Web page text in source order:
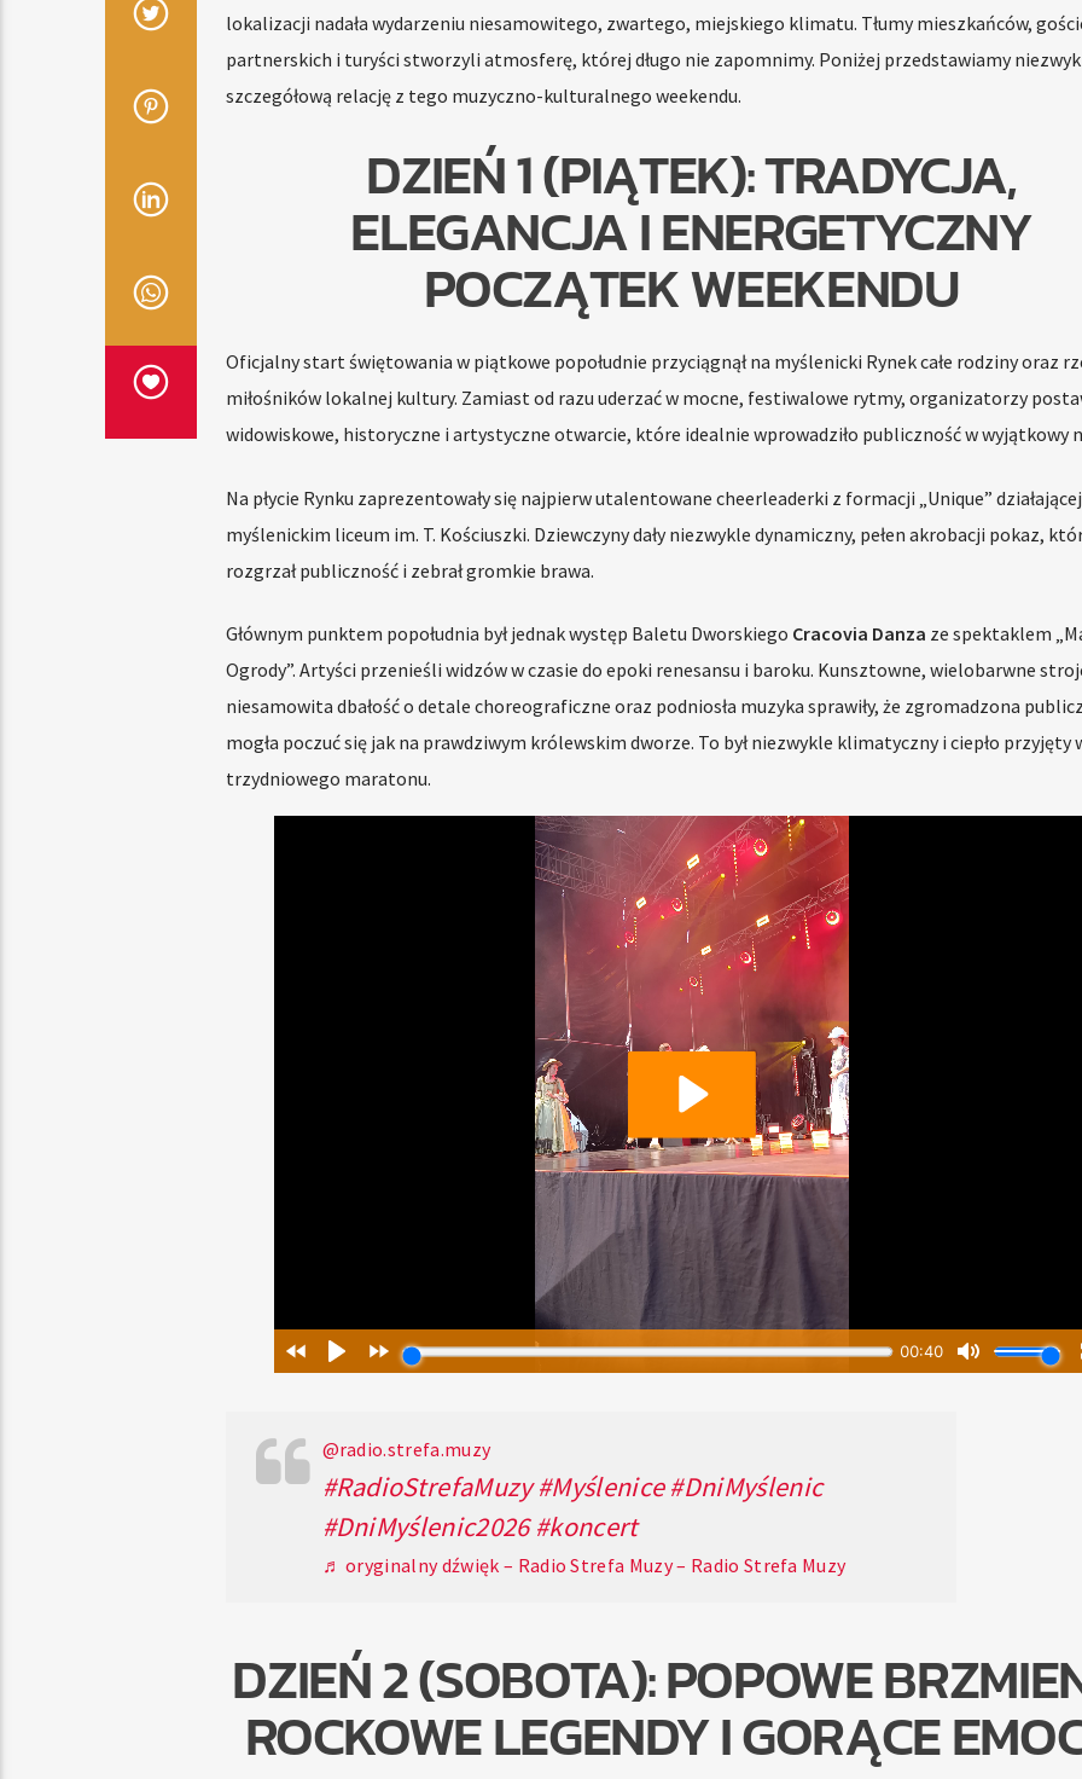
lokalizacji nadała wydarzeniu niesamowitego, zwartego, miejskiego klimatu. Tłumy mieszkańców,
partnerskich i turyści stworzyli atmosferę, której długo nie zapomnimy. Poniżej przedstawiamy
szczegółową relację z tego muzyczno-kulturalnego weekendu.
DZIEŃ 1 (PIĄTEK): TRADYCJA,
ELEGANCJA I ENERGETYCZNY
POCZĄTEK WEEKENDU
Oficjalny start świętowania w piątkowe popołudnie przyciągnął na myślenicki Rynek całe rodziny oraz
miłośników lokalnej kultury. Zamiast od razu uderzać w mocne, festiwalowe rytmy, organizatorzy
widowiskowe, historyczne i artystyczne otwarcie, które idealnie wprowadziło publiczność w wyjątkowy
Na płycie Rynku zaprezentowały się najpierw utalentowane cheerleaderki z formacji „Unique”
myślenickim liceum im. T. Kościuszki. Dziewczyny dały niezwykle dynamiczny, pełen akrobacji pokaz,
rozgrzał publiczność i zebrał gromkie brawa.
Głównym punktem popołudnia był jednak występ Baletu Dworskiego Cracovia Danza ze spektaklem
Ogrody”. Artyści przenieśli widzów w czasie do epoki renesansu i baroku. Kunsztowne, wielobarwne
niesamowita dbałość o detale choreograficzne oraz podniosła muzyka sprawiły, że zgromadzona
mogła poczuć się jak na prawdziwym królewskim dworze. To był niezwykle klimatyczny i ciepło przyjęty
trzydniowego maratonu.
@radio.strefa.muzy
#RadioStrefaMuzy #Myślenice #DniMyślenic
#DniMyślenic2026 #koncert
♬ oryginalny dźwięk – Radio Strefa Muzy – Radio Strefa Muzy
DZIEŃ 2 (SOBOTA): POPOWE
ROCKOWE LEGENDY I GORĄCE